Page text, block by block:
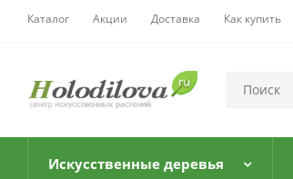
Каталог Акции Доставка Как купить
Искусственные деревья